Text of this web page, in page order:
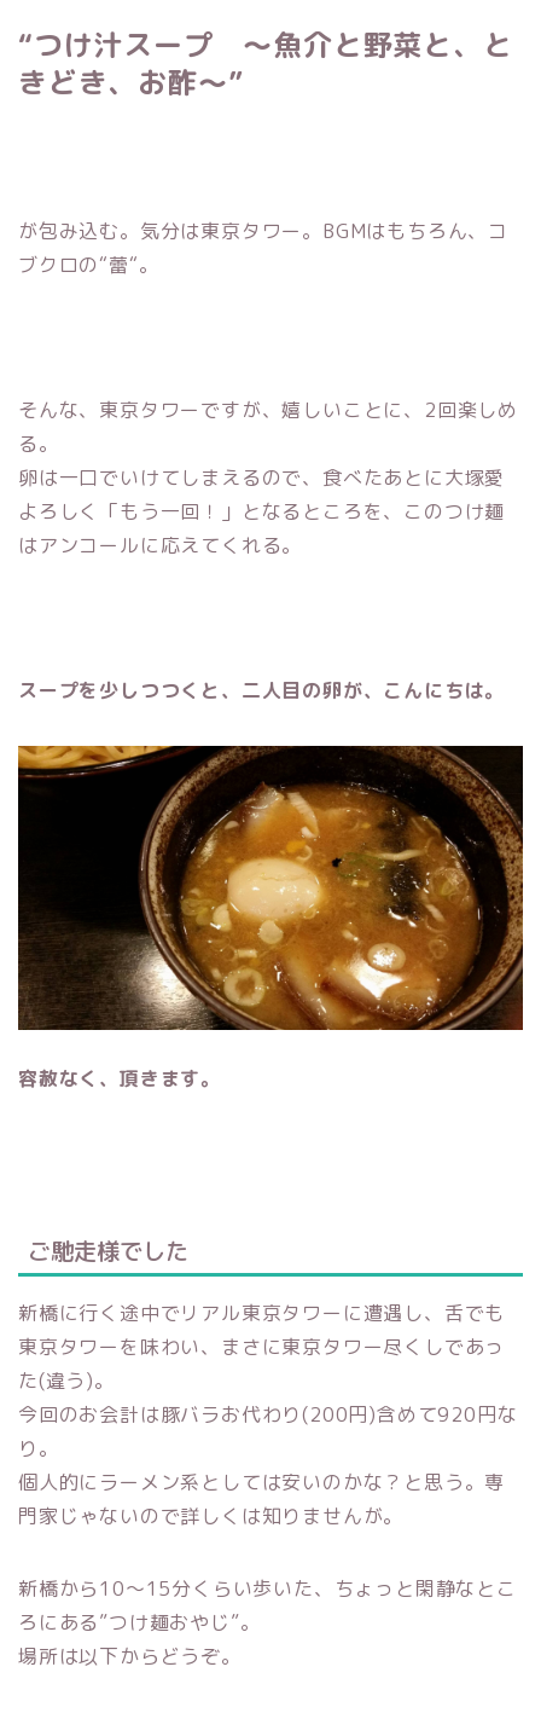
“つけ汁スープ ～魚介と野菜と、と
きどき、お酢～”
が包み込む。気分は東京タワー。BGMはもちろん、コ
ブクロの“蕾“。
そんな、東京タワーですが、嬉しいことに、2回楽しめ
る。
卵は一口でいけてしまえるので、食べたあとに大塚愛
よろしく「もう一回！」となるところを、このつけ麺
はアンコールに応えてくれる。
スープを少しつつくと、二人目の卵が、こんにちは。
容赦なく、頂きます。
ご馳走様でした
新橋に行く途中でリアル東京タワーに遭遇し、舌でも
東京タワーを味わい、まさに東京タワー尽くしであっ
た(違う)。
今回のお会計は豚バラお代わり(200円)含めて920円な
り。
個人的にラーメン系としては安いのかな？と思う。専
門家じゃないので詳しくは知りませんが。
新橋から10～15分くらい歩いた、ちょっと閑静なとこ
ろにある”つけ麺おやじ”。
場所は以下からどうぞ。